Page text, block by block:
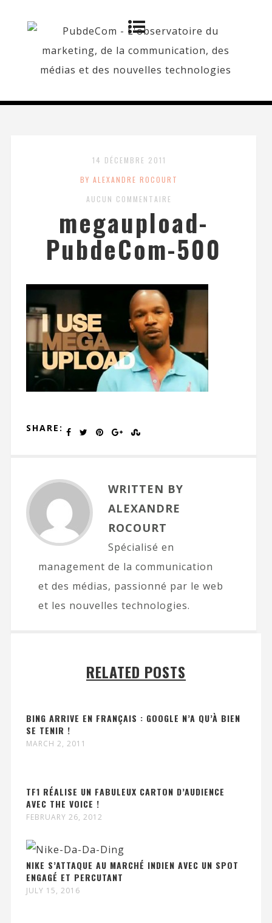
14 DÉCEMBRE 2011
BY ALEXANDRE ROCOURT
AUCUN COMMENTAIRE
megaupload-
PubdeCom-500
SHARE:
WRITTEN BY
ALEXANDRE
ROCOURT
Spécialisé en
management de la communication
et des médias, passionné par le web
et les nouvelles technologies.
RELATED POSTS
BING ARRIVE EN FRANÇAIS : GOOGLE N’A QU’À BIEN
SE TENIR !
MARCH 2, 2011
TF1 RÉALISE UN FABULEUX CARTON D’AUDIENCE
AVEC THE VOICE !
FEBRUARY 26, 2012
NIKE S’ATTAQUE AU MARCHÉ INDIEN AVEC UN SPOT
ENGAGÉ ET PERCUTANT
JULY 15, 2016